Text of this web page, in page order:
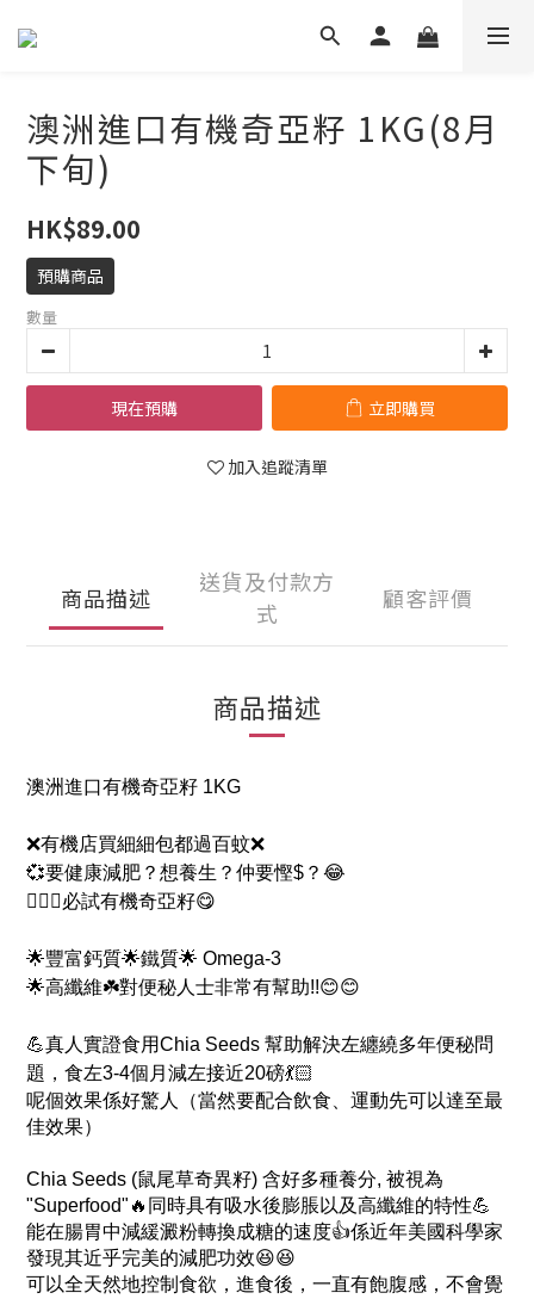
澳洲進口有機奇亞籽 1KG(8月
下旬)
HK$89.00
預購商品
數量
現在預購 立即購買
加入追蹤清單
商品描述
送貨及付款方
式
顧客評價
商品描述
澳洲進口有機奇亞籽 1KG
❌有機店買細細包都過百蚊❌
💞要健康減肥？想養生？仲要慳$？😂
💁🏼‍♀️必試有機奇亞籽😋
🌟豐富鈣質🌟鐵質🌟 Omega-3
🌟高纖維☘️對便秘人士非常有幫助!!😊😊
💪真人實證食用Chia Seeds 幫助解決左纏繞多年便秘問
題，食左3-4個月減左接近20磅💃🏻
呢個效果係好驚人（當然要配合飲食、運動先可以達至最
佳效果）
Chia Seeds (鼠尾草奇異籽) 含好多種養分, 被視為
"Superfood"🔥同時具有吸水後膨脹以及高纖維的特性💪
能在腸胃中減緩澱粉轉換成糖的速度👍係近年美國科學家
發現其近乎完美的減肥功效😆😆
可以全天然地控制食欲，進食後，一直有飽腹感，不會覺